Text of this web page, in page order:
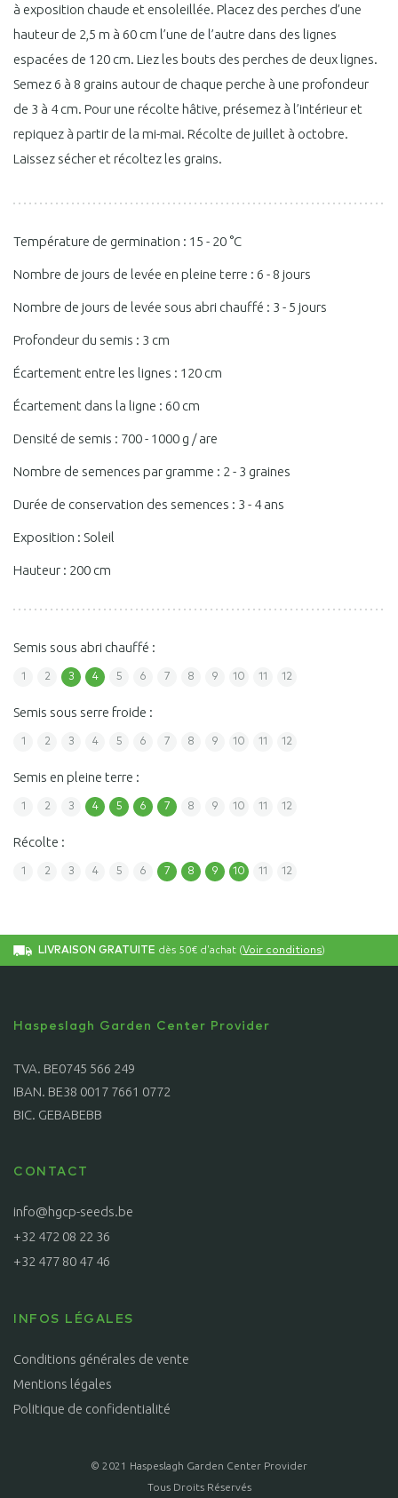
à exposition chaude et ensoleillée. Placez des perches d’une
hauteur de 2,5 m à 60 cm l’une de l’autre dans des lignes
espacées de 120 cm. Liez les bouts des perches de deux lignes.
Semez 6 à 8 grains autour de chaque perche à une profondeur
de 3 à 4 cm. Pour une récolte hâtive, présemez à l’intérieur et
repiquez à partir de la mi-mai. Récolte de juillet à octobre.
Laissez sécher et récoltez les grains.
Température de germination : 15 - 20 °C
Nombre de jours de levée en pleine terre : 6 - 8 jours
Nombre de jours de levée sous abri chauffé : 3 - 5 jours
Profondeur du semis : 3 cm
Écartement entre les lignes : 120 cm
Écartement dans la ligne : 60 cm
Densité de semis : 700 - 1000 g / are
Nombre de semences par gramme : 2 - 3 graines
Durée de conservation des semences : 3 - 4 ans
Exposition : Soleil
Hauteur : 200 cm
Semis sous abri chauffé :
1 2 3 4 5 6 7 8 9 10 11 12
Semis sous serre froide :
1 2 3 4 5 6 7 8 9 10 11 12
Semis en pleine terre :
1 2 3 4 5 6 7 8 9 10 11 12
Récolte :
1 2 3 4 5 6 7 8 9 10 11 12
LIVRAISON GRATUITE dès 50€ d'achat (Voir conditions)
Haspeslagh Garden Center Provider
TVA. BE0745 566 249
IBAN. BE38 0017 7661 0772
BIC. GEBABEBB
CONTACT
info@hgcp-seeds.be
+32 472 08 22 36
+32 477 80 47 46
INFOS LÉGALES
Conditions générales de vente
Mentions légales
Politique de confidentialité
© 2021 Haspeslagh Garden Center Provider
Tous Droits Réservés